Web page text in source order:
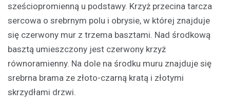
sześciopromienną u podstawy. Krzyż przecina tarcza
sercowa o srebrnym polu i obrysie, w której znajduje
się czerwony mur z trzema basztami. Nad środkową
basztą umieszczony jest czerwony krzyż
równoramienny. Na dole na środku muru znajduje się
srebrna brama ze złoto-czarną kratą i złotymi
skrzydłami drzwi.